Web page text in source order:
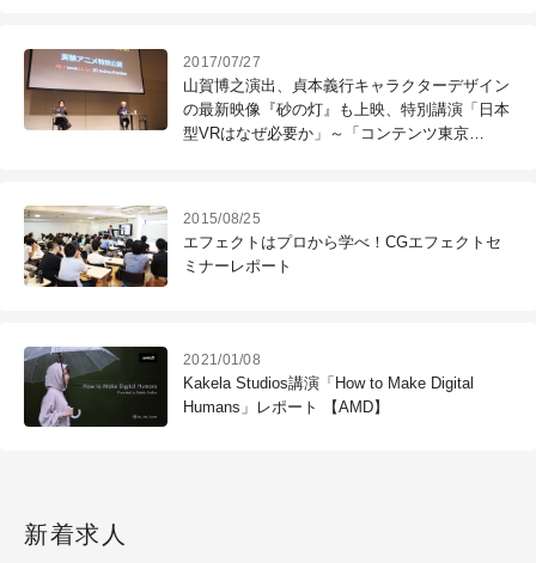
2017/07/27
山賀博之演出、貞本義行キャラクターデザイン
の最新映像『砂の灯』も上映、特別講演「日本
型VRはなぜ必要か」～「コンテンツ東京
2015/08/25
エフェクトはプロから学べ！CGエフェクトセ
ミナーレポート
2021/01/08
Kakela Studios講演「How to Make Digital
Humans」レポート 【AMD】
新着求人